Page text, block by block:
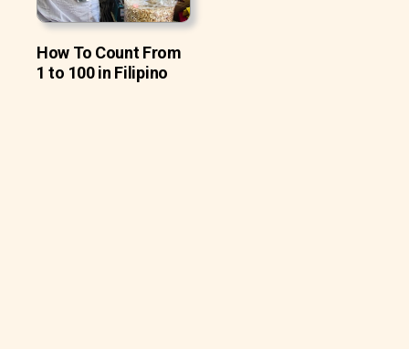
How To Count From
1 to 100 in Filipino